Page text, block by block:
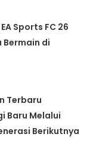
Sports FC 26
Bermain di
Terbaru
Baru Melalui
Berikutnya